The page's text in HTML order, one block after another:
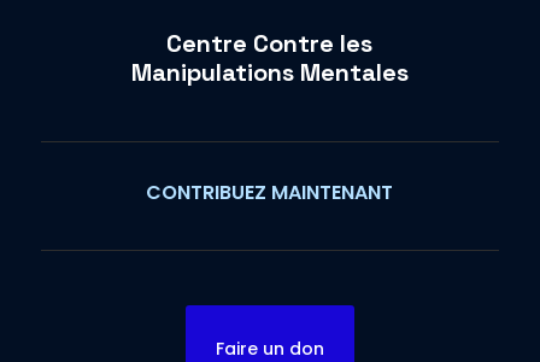
Centre Contre les
Manipulations Mentales
CONTRIBUEZ MAINTENANT
Faire un don